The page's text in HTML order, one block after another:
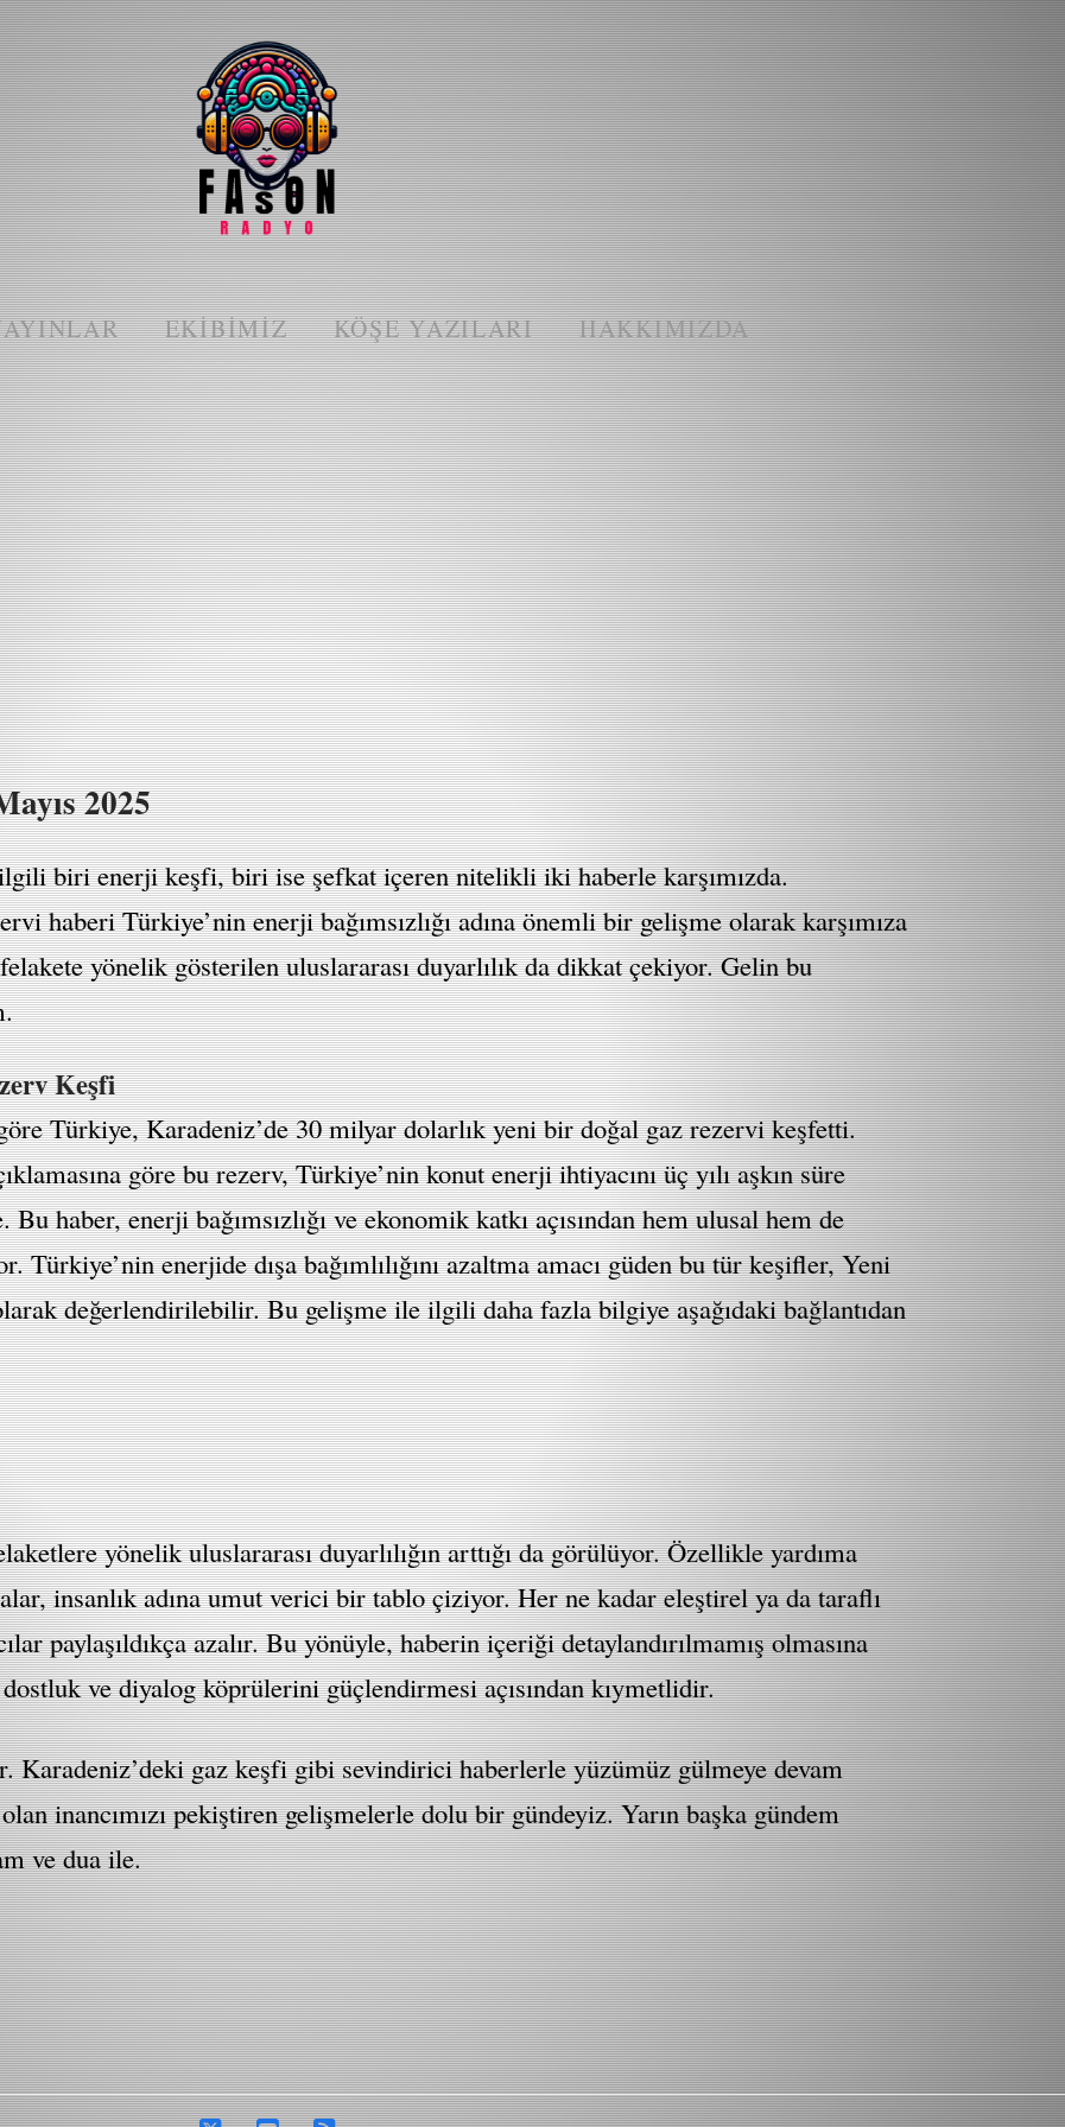
EKIBIMIZ KÖŞE YAZILARI HAKKIMIZDA
2025
biri enerji keşfi, biri ise şefkat içeren nitelikli iki haberle karşımızda.
haberi Türkiye’nin enerji bağımsızlığı adına önemli bir gelişme olarak karşımıza
yönelik gösterilen uluslararası duyarlılık da dikkat çekiyor. Gelin bu
Keşfi
Türkiye, Karadeniz’de 30 milyar dolarlık yeni bir doğal gaz rezervi keşfetti.
göre bu rezerv, Türkiye’nin konut enerji ihtiyacını üç yılı aşkın süre
haber, enerji bağımsızlığı ve ekonomik katkı açısından hem ulusal hem de
Türkiye’nin enerjide dışa bağımlılığını azaltma amacı güden bu tür keşifler, Yeni
değerlendirilebilir. Bu gelişme ile ilgili daha fazla bilgiye aşağıdaki bağlantıdan
yönelik uluslararası duyarlılığın arttığı da görülüyor. Özellikle yardıma
insanlık adına umut verici bir tablo çiziyor. Her ne kadar eleştirel ya da taraflı
paylaşıldıkça azalır. Bu yönüyle, haberin içeriği detaylandırılmamış olmasına
ve diyalog köprülerini güçlendirmesi açısından kıymetlidir.
Karadeniz’deki gaz keşfi gibi sevindirici haberlerle yüzümüz gülmeye devam
inancımızı pekiştiren gelişmelerle dolu bir gündeyiz. Yarın başka gündem
ve dua ile.